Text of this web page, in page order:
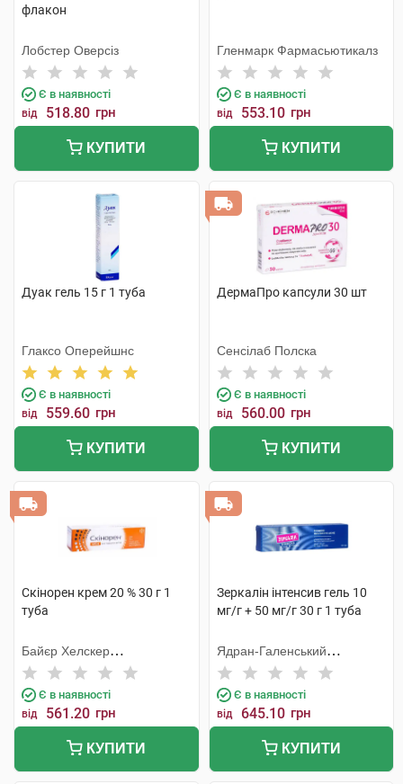
флакон
Лобстер Оверсіз
Є в наявності
від 518.80 грн
КУПИТИ
Гленмарк Фармасьютикалз
Є в наявності
від 553.10 грн
КУПИТИ
Дуак гель 15 г 1 туба
Глаксо Оперейшнс
Є в наявності
від 559.60 грн
КУПИТИ
ДермаПро капсули 30 шт
Сенсілаб Полска
Є в наявності
від 560.00 грн
КУПИТИ
Скінорен крем 20 % 30 г 1
туба
Байєр Хелскер
Мануфактурінг
Є в наявності
від 561.20 грн
КУПИТИ
Зеркалін інтенсив гель 10
мг/г + 50 мг/г 30 г 1 туба
Ядран-Галенський
Лабораторій
Є в наявності
від 645.10 грн
КУПИТИ